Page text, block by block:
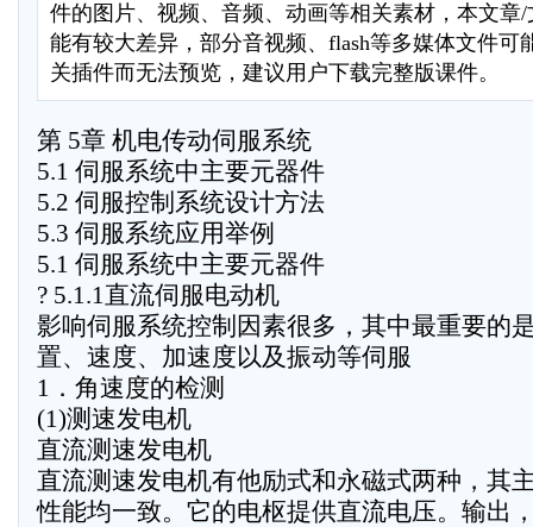
件的图片、视频、音频、动画等相关素材，本文章
能有较大差异，部分音视频、flash等多媒体文件可
关插件而无法预览，建议用户下载完整版课件。
第 5章 机电传动伺服系统
5.1 伺服系统中主要元器件
5.2 伺服控制系统设计方法
5.3 伺服系统应用举例
5.1 伺服系统中主要元器件
? 5.1.1直流伺服电动机
影响伺服系统控制因素很多，其中最重要的
置、速度、加速度以及振动等伺服
1．角速度的检测
(1)测速发电机
直流测速发电机
直流测速发电机有他励式和永磁式两种，其
性能均一致。它的电枢提供直流电压。输出